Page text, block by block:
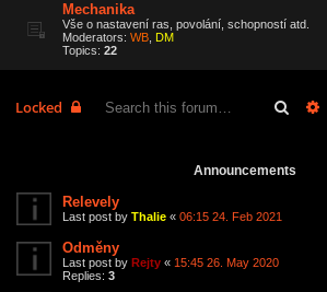
Mechanika
Vše o nastavení ras, povolání, schopností atd.
Moderators: WB DM
Topics: 22
Locked Search
Announcements
Relevely
Last post by Thalie « 06:15 24. Feb 2021
Odměny
Last post by Rejty « 15:45 26. May 2020
Replies: 3